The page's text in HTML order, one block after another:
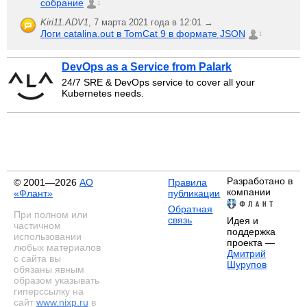
собрание 1
Kiri11.ADV1, 7 марта 2021 года в 12:01 →
Логи catalina.out в TomCat 9 в формате JSON 1
DevOps as a Service from Palark
24/7 SRE & DevOps service to cover all your
Kubernetes needs.
© 2001—2026 АО
«Флант»
При полном или
частичном
использовании
любых материалов
с сайта вы
обязаны явным
образом указывать
гиперссылку на
сайт www.nixp.ru в
Правила
публикации
Обратная
связь
Разработано в
компании
Идея и
поддержка
проекта —
Дмитрий
Шурупов